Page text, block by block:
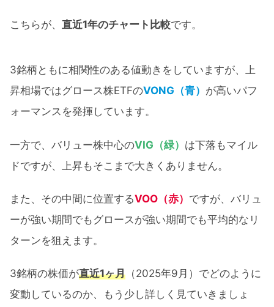
こちらが、 直近1年のチャート比較です。
3銘柄ともに相関性のある値動きをしていますが、上
昇相場ではグロース株ETFのVONG（青） が高いパフ
ォーマンスを発揮しています。
一方で、バリュー株中心のVIG（緑） は下落もマイル
ドですが、上昇もそこまで大きくありません。
また、その中間に位置するVOO（赤） ですが、バリュ
ーが強い期間でもグロースが強い期間でも平均的なリ
ターンを狙えます。
3銘柄の株価が直近1ヶ月 （2025年9月）でどのように
変動しているのか、もう少し詳しく見ていきましょ